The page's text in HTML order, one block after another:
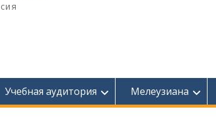
Учебная аудитория Мелеузиана